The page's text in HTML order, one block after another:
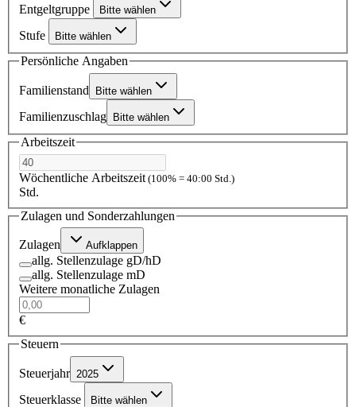
Entgeltgruppe Bitte wählen
Stufe Bitte wählen
Persönliche Angaben
Familienstand Bitte wählen
Familienzuschlag Bitte wählen
Arbeitszeit
Wöchentliche Arbeitszeit (100% = 40:00 Std.)
Std.
Zulagen und Sonderzahlungen
Zulagen Aufklappen
allg. Stellenzulage gD/hD
allg. Stellenzulage mD
Weitere monatliche Zulagen
€
Steuern
Steuerjahr 2025
Steuerklasse Bitte wählen